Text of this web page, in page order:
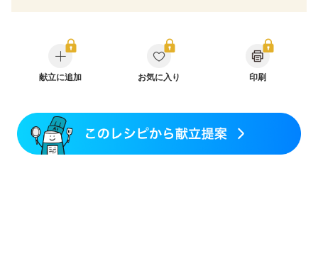
糖尿病性腎症（第１期）
糖尿病性腎症（第２期）
糖尿病性腎症（第３期）
CKD（ステージ１）
CKD（ステージ２）
乳がん（抗がん剤治療中）
飲み込みにくい
妊婦健診・体重増加が気になる（初期）
妊婦健診・血圧が気になる（初期）
献立に追加 お気に入り 印刷